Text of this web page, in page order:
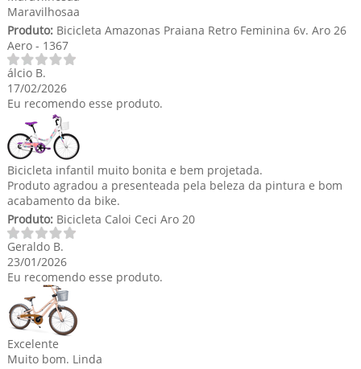
Maravilhosaa
Produto:Bicicleta Amazonas Praiana Retro Feminina 6v. Aro 26
Aero - 1367
lcio B.
17/02/2026
Eu recomendo esse produto.
Bicicleta infantil muito bonita e bem projetada.
Produto agradou a presenteada pela beleza da pintura e bom
acabamento da bike.
Produto:Bicicleta Caloi Ceci Aro 20
Geraldo B.
23/01/2026
Eu recomendo esse produto.
Excelente
Muito bom. Linda